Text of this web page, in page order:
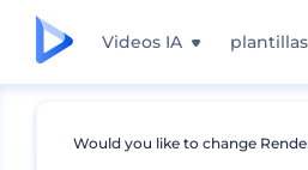
Videos IA
Mockups Ropa
Would you like to change